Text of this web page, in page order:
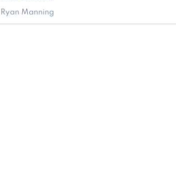
Ryan Manning